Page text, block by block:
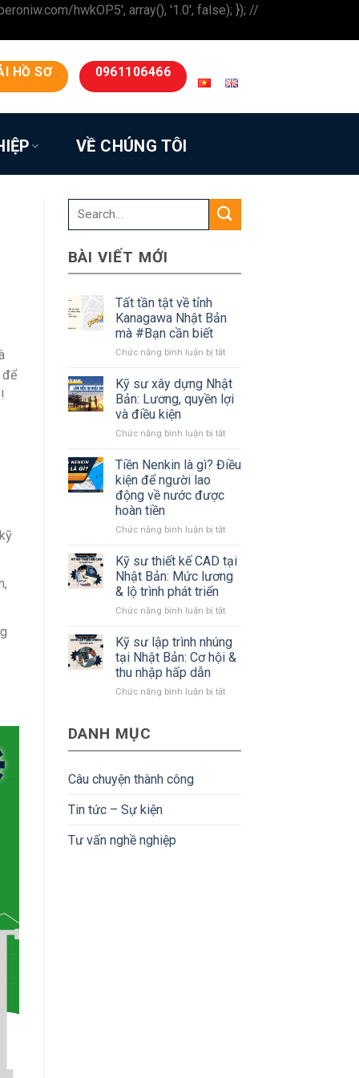
hwkOP5', array(), '1.0', false); }); //
HỒ SƠ 0961106466
VỀ CHÚNG TÔI
để
BÀI VIẾT MỚI
Tất tần tật về tỉnh
Kanagawa Nhật Bản
mà #Bạn cần biết
Chức năng bình luận bị tắtở
tần
tật
về
Kanagawa
Bản
cần
Kỹ sư xây dựng Nhật
Bản: Lương, quyền lợi
và điều kiện
Chức năng bình luận bị tắtở
sư
Nhật
Lương,
lợi
và
điều
Tiền Nenkin là gì? Điều
kiện để người lao
động về nước được
hoàn tiền
Chức năng bình luận bị tắtở
Nenkin
là
gì?
kiện
người
lao
nước
Kỹ sư thiết kế CAD tại
Nhật Bản: Mức lương
& lộ trình phát triển
Chức năng bình luận bị tắtở
sư
thiết
kế
tại
Kỹ sư lập trình nhúng
tại Nhật Bản: Cơ hội &
thu nhập hấp dẫn
Chức năng bình luận bị tắtở
DANH MỤC
Câu chuyện thành công
Tin tức – Sự kiện
Tư vấn nghề nghiệp